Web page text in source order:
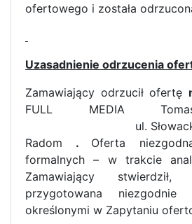
ofertowego i została
Uzasadnienie odrzucenia
Zamawiający odrzucił ofertę
FULL MEDIA
ul. Słowackiego
Radom
. Oferta
formalnych – w trakcie
Zamawiający
przygotowana niezgodnie
określonymi w Zapytaniu